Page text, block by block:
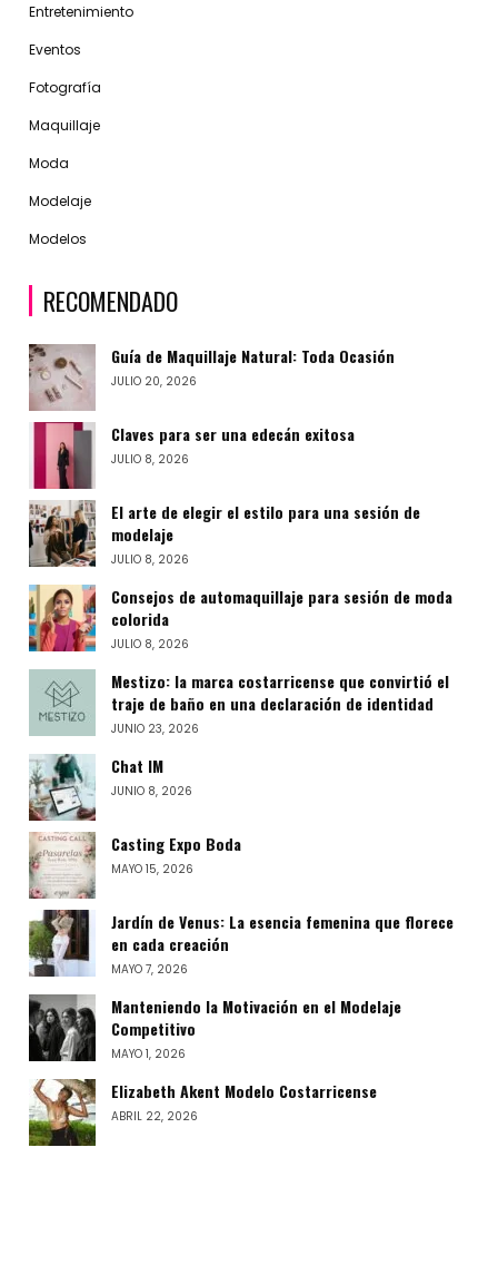
Entretenimiento
Eventos
Fotografía
Maquillaje
Moda
Modelaje
Modelos
RECOMENDADO
Guía de Maquillaje Natural: Toda Ocasión
JULIO 20, 2026
Claves para ser una edecán exitosa
JULIO 8, 2026
El arte de elegir el estilo para una sesión de
modelaje
JULIO 8, 2026
Consejos de automaquillaje para sesión de moda
colorida
JULIO 8, 2026
Mestizo: la marca costarricense que convirtió el
traje de baño en una declaración de identidad
JUNIO 23, 2026
Chat IM
JUNIO 8, 2026
Casting Expo Boda
MAYO 15, 2026
Jardín de Venus: La esencia femenina que florece
en cada creación
MAYO 7, 2026
Manteniendo la Motivación en el Modelaje
Competitivo
MAYO 1, 2026
Elizabeth Akent Modelo Costarricense
ABRIL 22, 2026